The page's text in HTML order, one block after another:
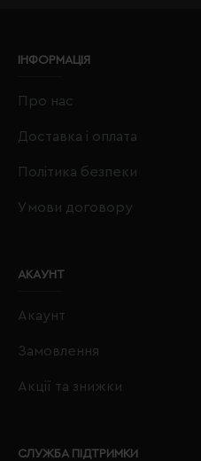
ІНФОРМАЦІЯ
Про нас
Доставка і оплата
Політика безпеки
Умови договору
АКАУНТ
Акаунт
Замовлення
Акції та знижки
СЛУЖБА ПІДТРИМКИ